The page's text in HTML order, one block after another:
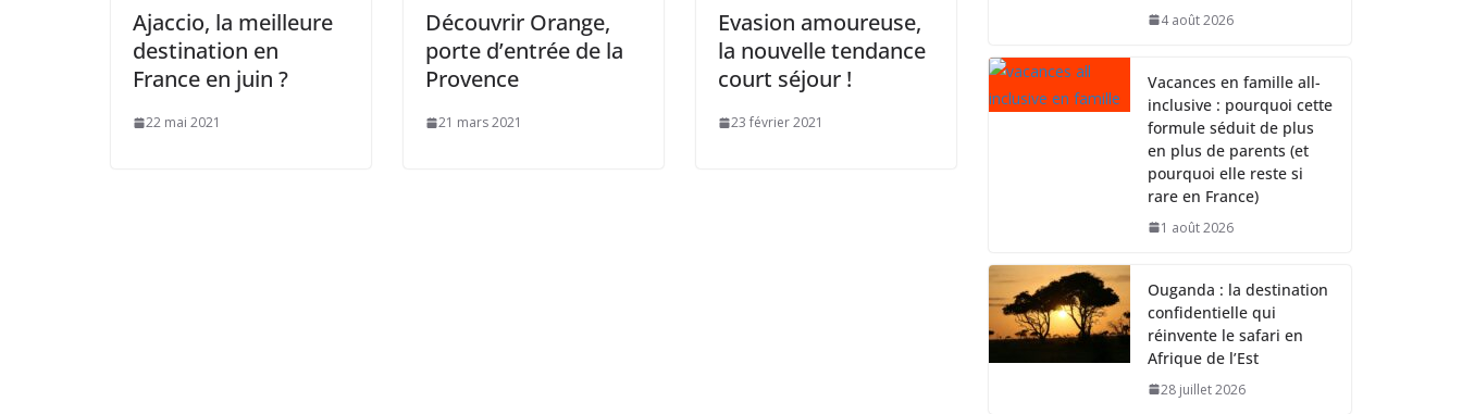
Ajaccio, la meilleure
destination en
France en juin ?
22 mai 2021
Découvrir Orange,
porte d’entrée de la
Provence
21 mars 2021
Evasion amoureuse,
la nouvelle tendance
court séjour !
23 février 2021
4 août 2026
Vacances en famille all-
inclusive : pourquoi cette
formule séduit de plus
en plus de parents (et
pourquoi elle reste si
rare en France)
1 août 2026
Ouganda : la destination
confidentielle qui
réinvente le safari en
Afrique de l’Est
28 juillet 2026